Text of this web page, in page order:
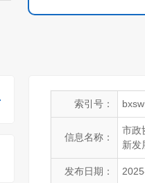
索引号：
信息名称：
市政
新发
发布日期：